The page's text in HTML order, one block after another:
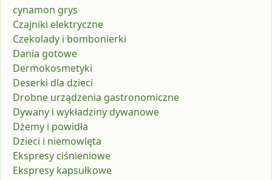
cynamon grys
Czajniki elektryczne
Czekolady i bombonierki
Dania gotowe
Dermokosmetyki
Deserki dla dzieci
Drobne urządzenia gastronomiczne
Dywany i wykładziny dywanowe
Dżemy i powidła
Dzieci i niemowlęta
Ekspresy ciśnieniowe
Ekspresy kapsułkowe